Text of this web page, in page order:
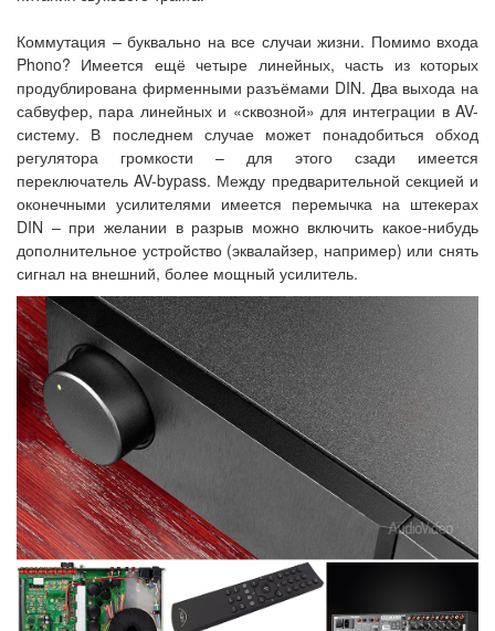
Коммутация – буквально на все случаи жизни. Помимо входа
Phono? Имеется ещё четыре линейных, часть из которых
продублирована фирменными разъёмами DIN. Два выхода на
сабвуфер, пара линейных и «сквозной» для интеграции в AV-
систему. В последнем случае может понадобиться обход
регулятора громкости – для этого сзади имеется
переключатель AV-bypass. Между предварительной секцией и
оконечными усилителями имеется перемычка на штекерах
DIN – при желании в разрыв можно включить какое-нибудь
дополнительное устройство (эквалайзер, например) или снять
сигнал на внешний, более мощный усилитель.